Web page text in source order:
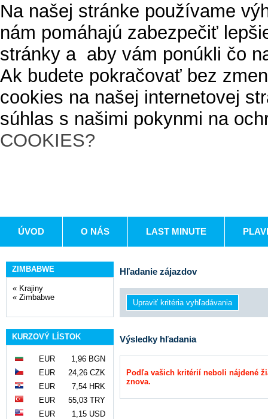
Na našej stránke používame
nám pomáhajú zabezpečiť
stránky a aby vám ponúkli čo
Ak budete pokračovať bez
cookies na našej internetovej
súhlas s našimi pokynmi na
COOKIES?
ÚVOD O NÁS LAST MINUTE
ZIMBABWE
« Krajiny
« Zimbabwe
KURZOVÝ LÍSTOK
EUR
1,96 BGN
EUR
24,26 CZK
EUR
7,54 HRK
EUR
55,03 TRY
EUR
1,15 USD
Hľadanie zájazdov
Výsledky hľadania
Podľa vašich kritérií neboli nájdené
znova.